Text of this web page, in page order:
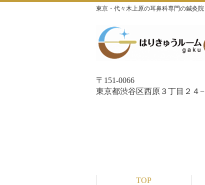
東京・代々木上原の耳鼻科専門の鍼灸
〒151-0066
東京都渋谷区西原３丁目２４
TOP